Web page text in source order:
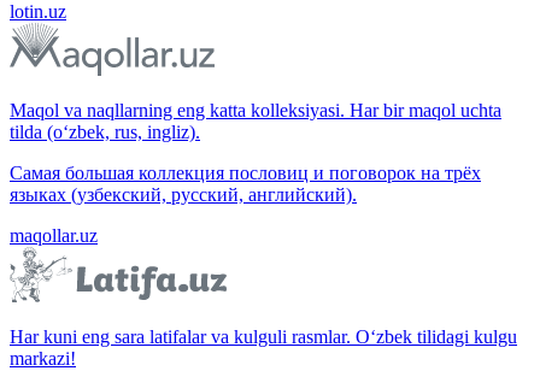
lotin.uz
Maqol va naqllarning eng katta kolleksiyasi. Har bir maqol uchta
tilda (o‘zbek, rus, ingliz).
Самая большая коллекция пословиц и поговорок на трёх
языках (узбекский, русский, английский).
maqollar.uz
Har kuni eng sara latifalar va kulguli rasmlar. O‘zbek tilidagi kulgu
markazi!